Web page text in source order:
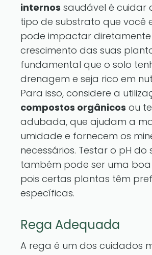
internos saudável é cuidar
tipo de substrato que você
pode impactar
crescimento das suas
fundamental que o solo
drenagem e seja rico em
Para isso, considere a
compostos orgânicos ou
adubada, que ajudam a
umidade e fornecem os
necessários. Testar o pH do
também pode ser uma
pois certas plantas têm
específicas.
Rega Adequada
A rega é um dos cuidados